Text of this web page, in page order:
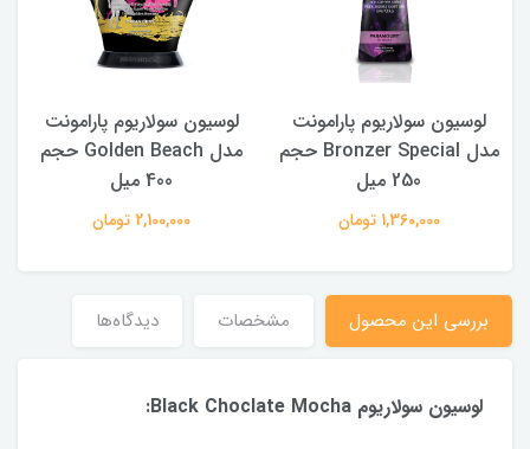
لوسیون سولاریوم پارامونت
مدل Bronzer Special حجم
250 میل
1,360,000 تومان
لوسیون سولاریوم پارامونت
مدل Golden Beach حجم
400 میل
2,100,000 تومان
بررسی این محصول مشخصات دیدگاه‌ها
لوسیون سولاریوم Black Choclate Mocha: